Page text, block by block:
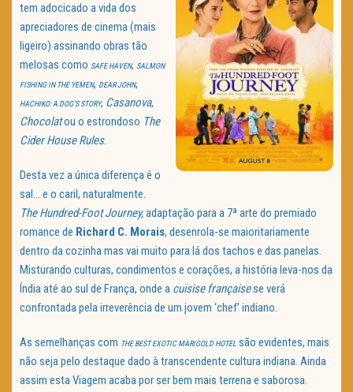
tem adocicado a vida dos
apreciadores de cinema (mais
ligeiro) assinando obras tão
melosas como SAFE HAVEN, SALMON
FISHING IN THE YEMEN, DEAR JOHN,
HACHIKO: A DOG’S STORY, Casanova,
Chocolatou o estrondoso The
Cider House Rules.
Desta vez a única diferença é o
sal… e o caril, naturalmente.
The Hundred-Foot Journey,adaptação para a 7ª arte do premiado
romance de Richard C. Morais, desenrola-se maioritariamente
dentro da cozinha mas vai muito para lá dos tachos e das panelas.
Misturando culturas, condimentos e corações, a história leva-nos da
Índia até ao sul de França, onde a cuisise françaisese verá
confrontada pela irreverência de um jovem ‘chef’ indiano.
As semelhanças com THE BEST EXOTIC MARIGOLD HOTEL são evidentes, mais
não seja pelo destaque dado à transcendente cultura indiana. Ainda
assim esta Viagem acaba por ser bem mais terrena e saborosa.